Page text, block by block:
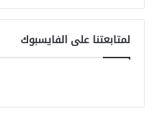
لمتابعتنا على الفايسبوك